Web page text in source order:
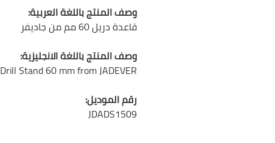
وصف المنتج باللغة العربية:
قاعدة دريل 60 مم من جاديفر
وصف المنتج باللغة الانجليزية:
Drill Stand 60 mm from JADEVER
رقم الموديل:
JDADS1509